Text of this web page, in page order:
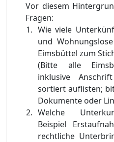
Vor diesem
Fragen:
Wie viele
und
Eimsbüttel zum
(Bitte alle
inklusive
sortiert auflisten;
Dokumente oder
Welche
Beispiel
rechtliche